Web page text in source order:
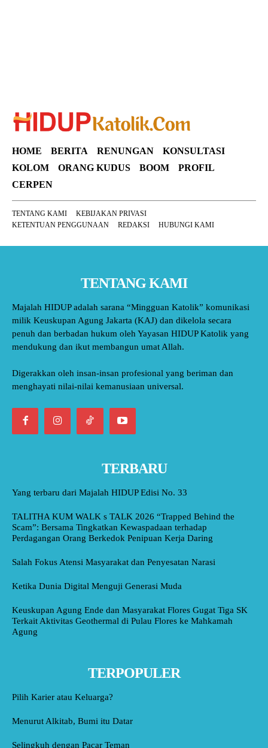
HOME BERITA RENUNGAN
KONSULTASI
KOLOM
ORANG KUDUS BOOM
PROFIL
CERPEN
TENTANG KAMI
KEBIJAKAN PRIVASI
KETENTUAN PENGGUNAAN
REDAKSI HUBUNGI KAMI
TENTANG KAMI
Majalah HIDUP adalah sarana “Mingguan Katolik” komunikasi
milik Keuskupan Agung Jakarta (KAJ) dan dikelola secara
penuh dan berbadan hukum oleh Yayasan HIDUP Katolik yang
mendukung dan ikut membangun umat Allah.
Digerakkan oleh insan-insan profesional yang beriman dan
menghayati nilai-nilai kemanusiaan universal.
TERBARU
Yang terbaru dari Majalah HIDUP Edisi No. 33
TALITHA KUM WALK s TALK 2026 “Trapped Behind the
Scam”: Bersama Tingkatkan Kewaspadaan terhadap
Perdagangan Orang Berkedok Penipuan Kerja Daring
Salah Fokus Atensi Masyarakat dan Penyesatan Narasi
Ketika Dunia Digital Menguji Generasi Muda
Keuskupan Agung Ende dan Masyarakat Flores Gugat Tiga SK
Terkait Aktivitas Geothermal di Pulau Flores ke Mahkamah
Agung
TERPOPULER
Pilih Karier atau Keluarga?
Menurut Alkitab, Bumi itu Datar
Selingkuh dengan Pacar Teman